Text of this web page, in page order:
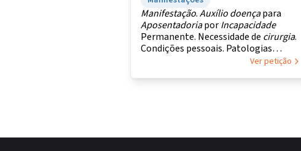
Manifestação.Auxílio doençapara
AposentadoriaporIncapacidade
Permanente. Necessidade de cirurgia.
Condições pessoais. Patologias
Ver petição